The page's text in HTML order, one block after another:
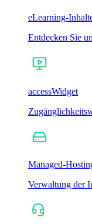
eLearning-
Entdecken Sie
accessWidget
Managed-
Verwaltung der